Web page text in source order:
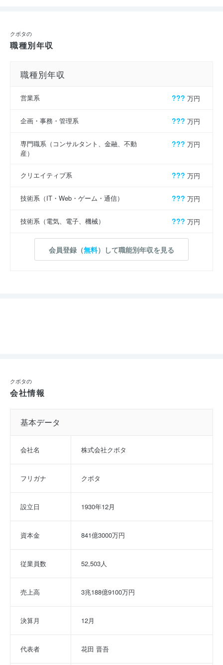
クボタの
職種別年収
職種別年収
営業系 ??? 万円
企画・事務・管理系 ??? 万円
専門職系（コンサルタント、金融、不動
産）
??? 万円
クリエイティブ系 ??? 万円
技術系（IT・Web・ゲーム・通信） ??? 万円
技術系（電気、電子、機械） ??? 万円
会員登録（無料）して職能別年収を見る
クボタの
会社情報
基本データ
会社名 株式会社クボタ
フリガナ クボタ
設立日 1930年12月
資本金 841億3000万円
従業員数 52,503人
売上高 3兆188億9100万円
決算月 12月
代表者 花田 晋吾